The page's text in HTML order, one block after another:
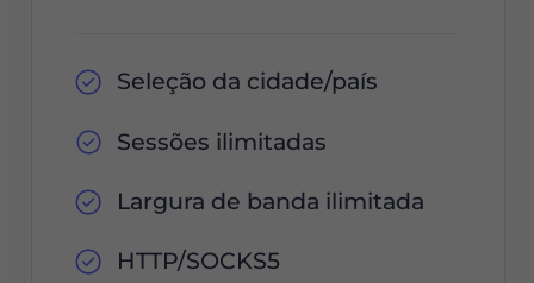
Seleção da cidade/país
Sessões ilimitadas
Largura de banda ilimitada
HTTP/SOCKS5